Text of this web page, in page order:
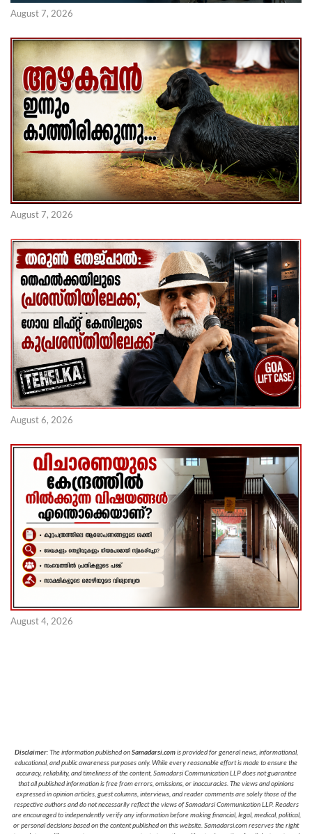
August 7, 2026
August 7, 2026
August 6, 2026
August 4, 2026
Disclaimer: The information published onSamadarsi.comis provided for general news, informational,
educational, and public awareness purposes only. While every reasonable effort is made to ensure the
accuracy, reliability, and timeliness of the content, Samadarsi Communication LLP does not guarantee
that all published information is free from errors, omissions, or inaccuracies. The views and opinions
expressed in opinion articles, guest columns, interviews, and reader comments are solely those of the
respective authors and do not necessarily reflect the views of Samadarsi Communication LLP. Readers
are encouraged to independently verify any information before making financial, legal, medical, political,
or personal decisions based on the content published on this website. Samadarsi.com reserves the right